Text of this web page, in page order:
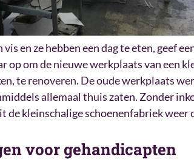
vis en ze hebben een dag te eten, geef
op om de nieuwe werkplaats van een
te renoveren. De oude werkplaats
allemaal thuis zaten. Zonder
de kleinschalige schoenenfabriek weer
voor gehandicapten